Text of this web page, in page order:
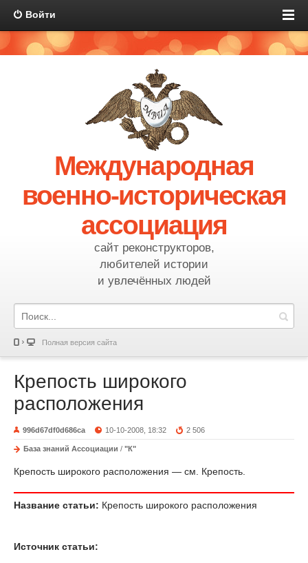
Войти
Международная
военно-историческая
ассоциация
сайт реконструкторов,
любителей истории
и увлечённых людей
Полная версия сайта
Крепость широкого
расположения
996d67df0d686ca 10-10-2008, 18:32 2 506
База знаний Ассоциации / "К"
Крепость широкого расположения — см. Крепость.
Название статьи: Крепость широкого расположения
Источник статьи: